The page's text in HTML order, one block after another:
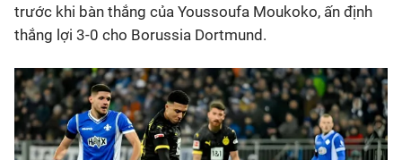
trước khi bàn thắng của Youssoufa Moukoko, ấn định
thắng lợi 3-0 cho Borussia Dortmund.